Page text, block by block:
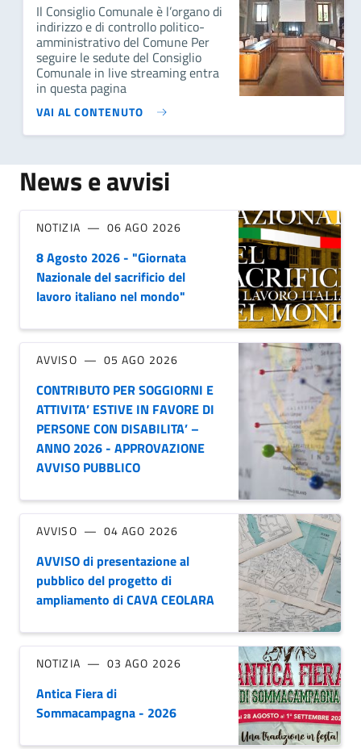
Il Consiglio Comunale è l’organo di
indirizzo e di controllo politico-
amministrativo del Comune Per
seguire le sedute del Consiglio
Comunale in live streaming entra
in questa pagina
VAI AL CONTENUTO
News e avvisi
NOTIZIA 06 AGO 2026
8 Agosto 2026 - "Giornata
Nazionale del sacrificio del
lavoro italiano nel mondo"
AVVISO 05 AGO 2026
CONTRIBUTO PER SOGGIORNI E
ATTIVITA’ ESTIVE IN FAVORE DI
PERSONE CON DISABILITA’ –
ANNO 2026 - APPROVAZIONE
AVVISO PUBBLICO
AVVISO 04 AGO 2026
AVVISO di presentazione al
pubblico del progetto di
ampliamento di CAVA CEOLARA
NOTIZIA 03 AGO 2026
Antica Fiera di
Sommacampagna - 2026